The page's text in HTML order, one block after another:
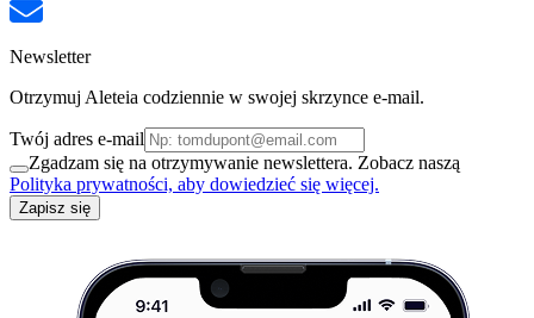
Newsletter
Otrzymuj Aleteia codziennie w swojej skrzynce e-mail.
Twój adres e-mail
Zgadzam się na otrzymywanie newslettera. Zobacz naszą
Polityka prywatności, aby dowiedzieć się więcej.
Zapisz się